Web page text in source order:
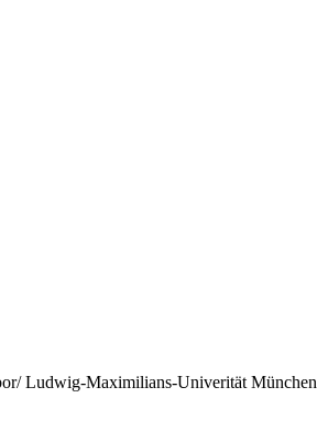
Ludwig-Maximilians-Univerität München